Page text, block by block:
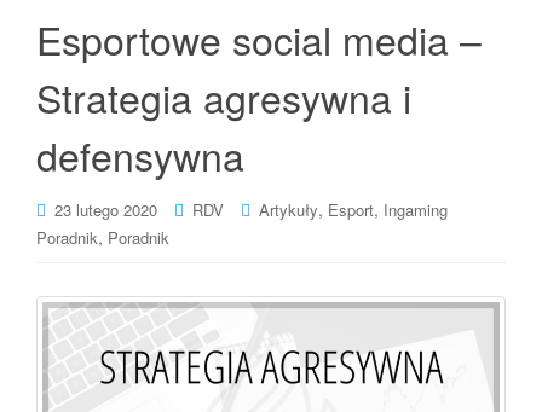
Esportowe social media –
Strategia agresywna i
defensywna
23 lutego 2020 RDV Artykuły, Esport, Ingaming
Poradnik, Poradnik